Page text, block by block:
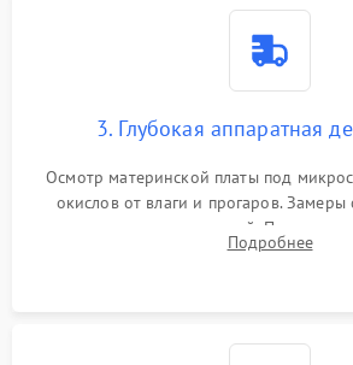
3. Глубокая аппаратная
Осмотр материнской платы под
окислов от влаги и прогаров. Замеры
дежурных напряжений. Проверка
мультиконтроллера, процессора
Подробнее